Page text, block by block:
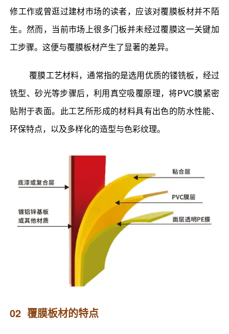
修工作或曾逛过建材市场的读者，应该对覆膜板材并不陌
生。然而，当前市场上很多门板并未经过覆膜这一关键加
工步骤。这便与覆膜板材产生了显著的差异。
覆膜工艺材料，通常指的是选用优质的镂铣板，经过
铣型、砂光等步骤后，利用真空吸覆原理，将PVC膜紧密
贴附于表面。此工艺所形成的材料具有出色的防水性能、
环保特点，以及多样化的造型与色彩纹理。
02 覆膜板材的特点